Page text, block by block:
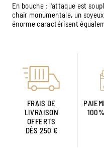
En bouche : l’attaque est
chair monumentale, un
énorme caractérisent
FRAIS DE
LIVRAISON
OFFERTS
DÈS 250 €